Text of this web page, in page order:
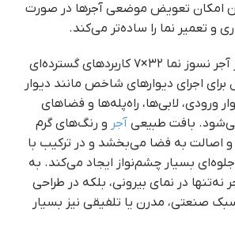
امکان تعویض موضعی آجرها در صورت
و تعمیر نما را ساده‌تر می‌کند.
در طراحی داخلی نیز آجر نسوز نما ۳۲×۷ کاربردهای گسترده‌ای
اجرای دیوارهای شاخص مانند دیوار
ورودی، لابی‌ها، راه‌پله‌ها و فضاهای
می‌شود. بافت طبیعی آجر و رنگ‌های گرم
به فضا می‌بخشد و در ترکیب با
بسیار چشم‌نواز ایجاد می‌کند. به
نه‌تنها در نمای بیرونی، بلکه در طراحی
صنعتی، مدرن یا تلفیقی نیز بسیار